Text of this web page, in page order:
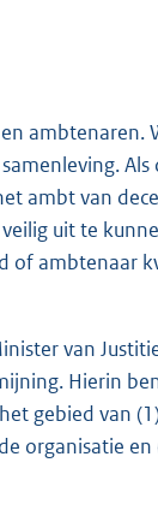
ambtenaren.
ambt van
uit te
of ambtenaar
van
Hierin
gebied van
organisatie